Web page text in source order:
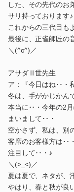
した、その先代のお
サリ持っております♪
これからの三代目も
最後に、正雀師匠の
＼(^o^)／
アサダⅡ世先生
ア：『今日はね･･・
冬は、手がかじかん
本当に･･・今年の2
まいまして･･・
空かさず、私は、別
客席のお客様方は･･
注目して･･・♪
＼(>_<)／
夏は夏で、ネタが、
やはり、春と秋が良